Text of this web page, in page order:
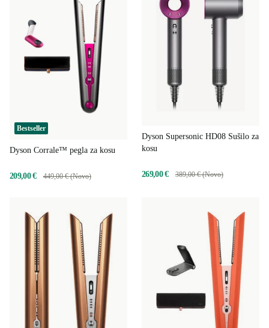
Bestseller
Dyson Corrale™ pegla za kosu
209,00 € 449,00 € (Novo)
Dyson Supersonic HD08 Sušilo za
kosu
269,00 € 389,00 € (Novo)